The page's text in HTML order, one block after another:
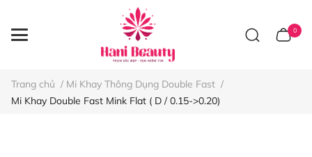
0
Trang chủ / Mi Khay Thông Dụng Double Fast /
Mi Khay Double Fast Mink Flat ( D / 0.15->0.20)